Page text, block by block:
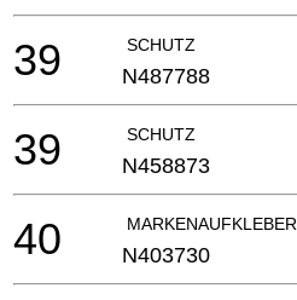
SCHUTZ
39 N487788
SCHUTZ
39 N458873
MARKENAUFKLEBER
40 N403730